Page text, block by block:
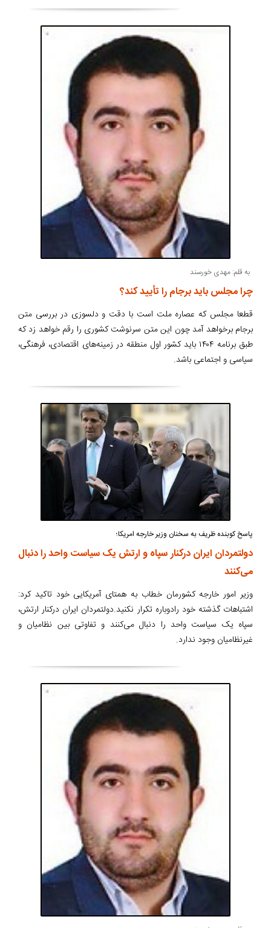
به قلم: مهدی خورسند
چرا مجلس باید برجام را تأیید کند؟
قطعا مجلس که عصاره ملت است با دقت و دلسوزی در بررسی متن
برجام برخواهد آمد چون این متن سرنوشت کشوری را رقم خواهد زد که
طبق برنامه ۱۴۰۴ باید کشور اول منطقه در زمینه‌های اقتصادی، فرهنگی،
سیاسی و اجتماعی باشد.
پاسخ کوبنده ظریف به سخنان وزیر خارجه امریکا؛
دولتمردان ایران درکنار سپاه و ارتش یک سیاست واحد را دنبال
می‌کنند
وزیر امور خارجه کشورمان خطاب به همتای آمریکایی خود تاکید کرد:
اشتباهات گذشته خود رادوباره تکرار نکنید.دولتمردان ایران درکنار ارتش،
سپاه یک سیاست واحد را دنبال می‌کنند و تفاوتی بین نظامیان و
غیرنظامیان وجود ندارد.